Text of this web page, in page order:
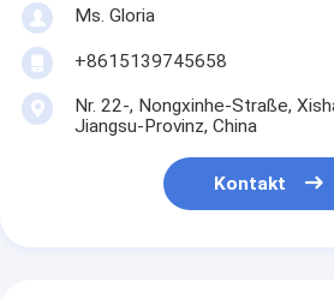
Ms. Gloria
+8615139745658
Nr. 22-, Nongxinhe-Straße,
Jiangsu-Provinz, China
Kontakt